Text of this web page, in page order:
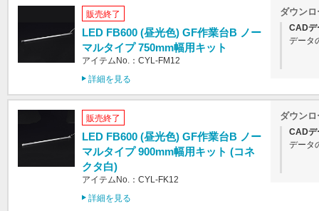
販売終了
LED FB600 (昼光色) GF作業台B ノー
マルタイプ 750mm幅用キット
アイテムNo.：CYL-FM12
詳細を見る
ダウンロ
CADデ
データ
販売終了
LED FB600 (昼光色) GF作業台B ノー
マルタイプ 900mm幅用キット (コネ
クタ白)
アイテムNo.：CYL-FK12
詳細を見る
ダウンロ
CADデ
データ